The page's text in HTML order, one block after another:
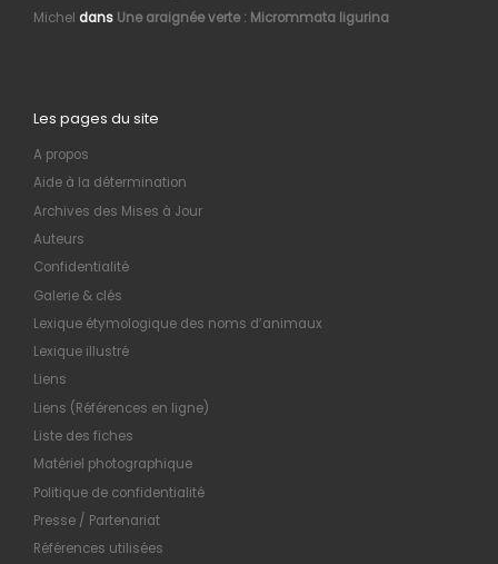
Michel dans Une araignée verte : Micrommata ligurina
Les pages du site
A propos
Aide à la détermination
Archives des Mises à Jour
Auteurs
Confidentialité
Galerie & clés
Lexique étymologique des noms d’animaux
Lexique illustré
Liens
Liens (Références en ligne)
Liste des fiches
Matériel photographique
Politique de confidentialité
Presse / Partenariat
Références utilisées